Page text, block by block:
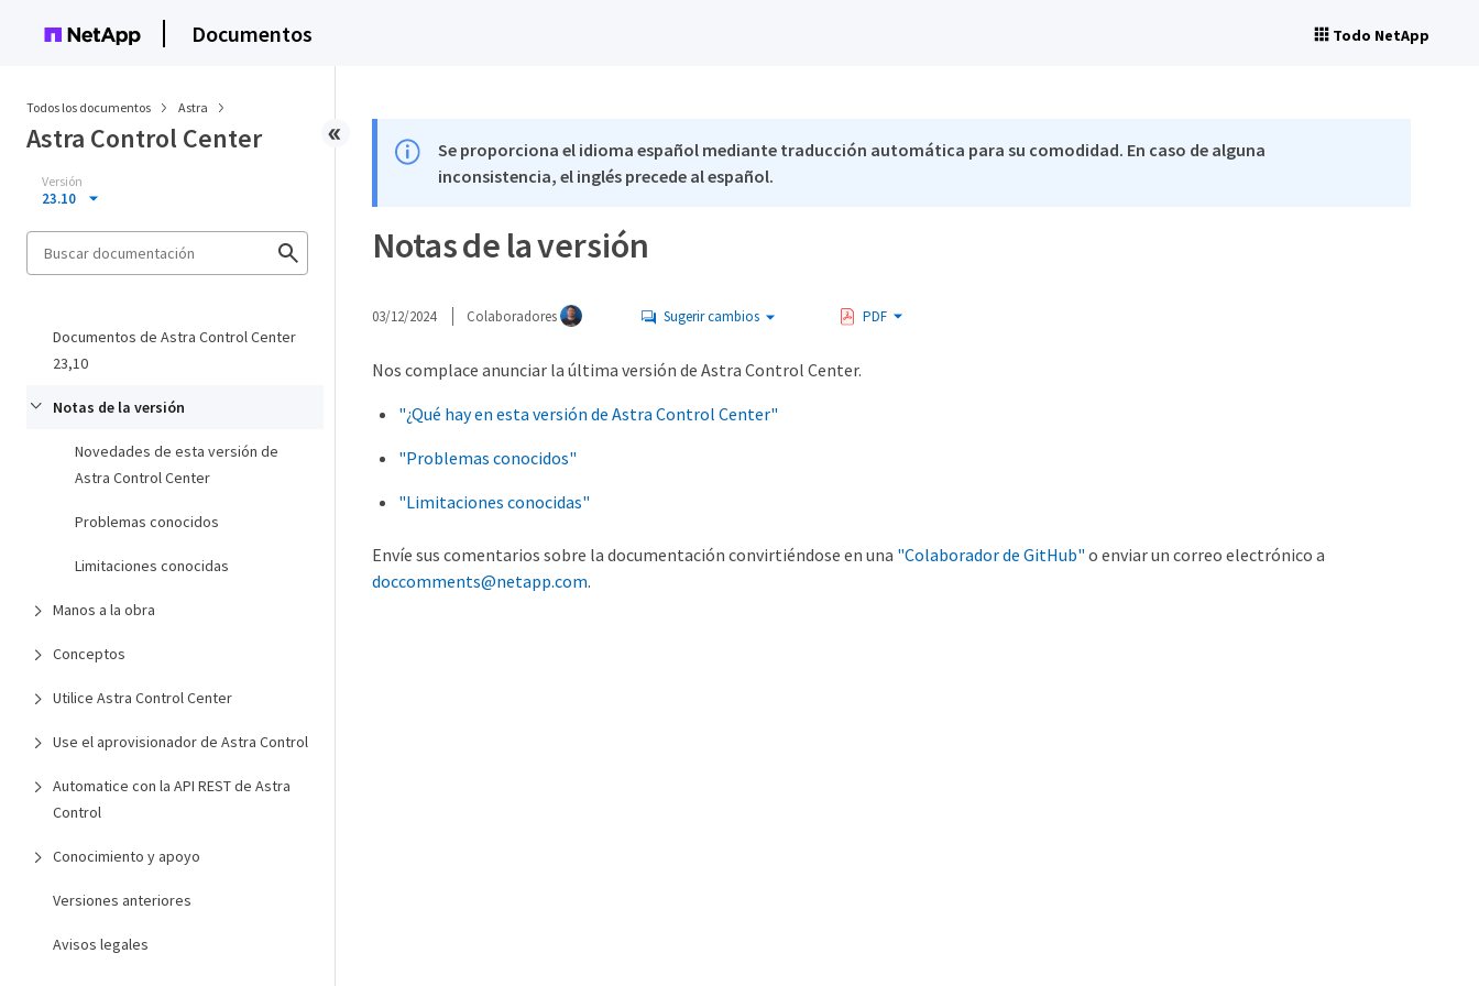
Documentos Todo NetApp
Todos los documentos Astra
Astra Control Center
Versión
23.10
Documentos de Astra Control Center
23,10
Notas de la versión
Novedades de esta versión de
Astra Control Center
Problemas conocidos
Limitaciones conocidas
Manos a la obra
Conceptos
Utilice Astra Control Center
Use el aprovisionador de Astra Control
Automatice con la API REST de Astra
Control
Conocimiento y apoyo
Versiones anteriores
Avisos legales
Se proporciona el idioma español mediante traducción automática para su comodidad. En caso de alguna
inconsistencia, el inglés precede al español.
Notas de la versión
03/12/2024 Colaboradores Sugerir cambios PDF
Nos complace anunciar la última versión de Astra Control Center.
"¿Qué hay en esta versión de Astra Control Center"
"Problemas conocidos"
"Limitaciones conocidas"
Envíe sus comentarios sobre la documentación convirtiéndose en una "Colaborador de GitHub" o enviar un correo electrónico a
doccomments@netapp.com.